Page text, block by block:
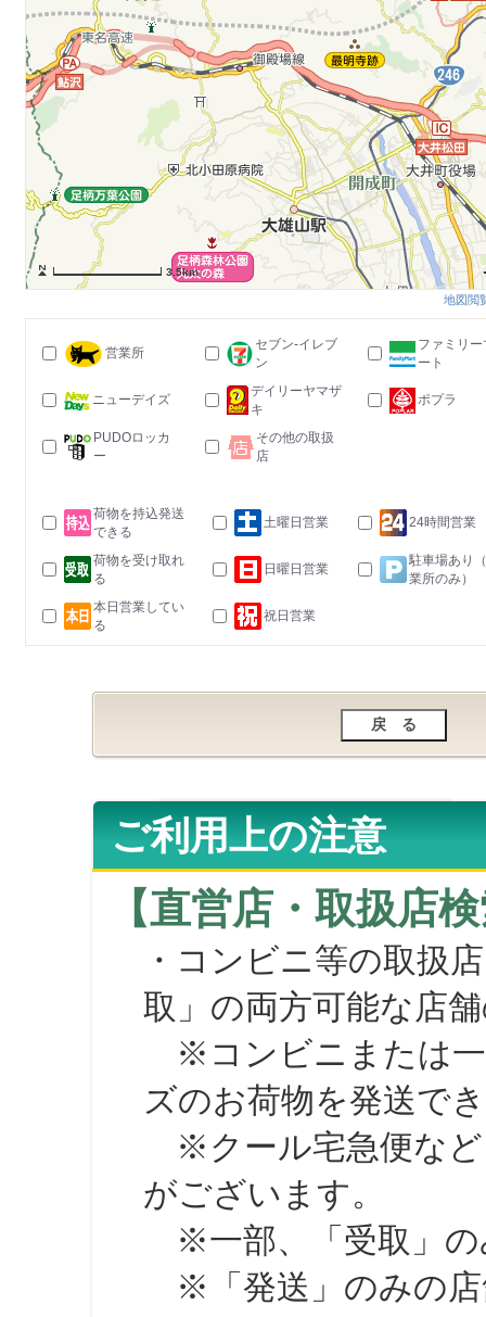
3.5km
地図閲
営業所
セブン-イレブ
ン
ファミリー
ート
ニューデイズ
デイリーヤマザ
キ
ポプラ
PUDOロッカ
ー
その他の取扱
店
荷物を持込発送
できる
土曜日営業 24時間営業
荷物を受け取れ
る
日曜日営業
駐車場あり
業所のみ）
本日営業してい
る
祝日営業
ご利用上の注意
【直営店・取扱店
・コンビニ等の取扱
取」の両方可能な店
※コンビニまたは一
ズのお荷物を発送で
※クール宅急便など
がございます。
※一部、「受取」の
※「発送」のみの店